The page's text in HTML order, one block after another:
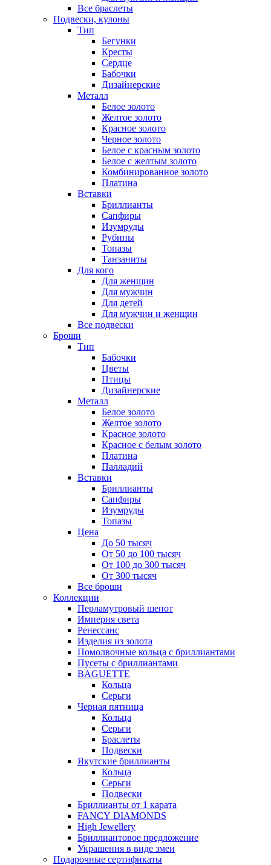
Все браслеты
Подвески, кулоны
Тип
Бегунки
Кресты
Сердце
Бабочки
Дизайнерские
Металл
Белое золото
Желтое золото
Красное золото
Черное золото
Белое с красным золото
Белое с желтым золото
Комбинированное золото
Платина
Вставки
Бриллианты
Сапфиры
Изумруды
Рубины
Топазы
Танзаниты
Для кого
Для женщин
Для мужчин
Для детей
Для мужчин и женщин
Все подвески
Броши
Тип
Бабочки
Цветы
Птицы
Дизайнерские
Металл
Белое золото
Желтое золото
Красное золото
Красное с белым золото
Платина
Палладий
Вставки
Бриллианты
Сапфиры
Изумруды
Топазы
Цена
До 50 тысяч
От 50 до 100 тысяч
От 100 до 300 тысяч
От 300 тысяч
Все броши
Коллекции
Перламутровый шепот
Империя света
Ренессанс
Изделия из золота
Помолвочные кольца с бриллиантами
Пусеты с бриллиантами
BAGUETTE
Кольца
Серьги
Черная пятница
Кольца
Серьги
Браслеты
Подвески
Якутские бриллианты
Кольца
Серьги
Подвески
Бриллианты от 1 карата
FANCY DIAMONDS
High Jewellery
Бриллиантовое предложение
Украшения в виде змеи
Подарочные сертификаты